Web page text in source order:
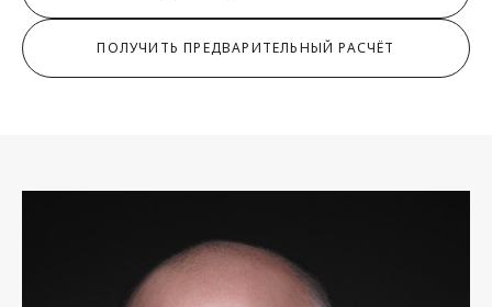
ПОЛУЧИТЬ ПРЕДВАРИТЕЛЬНЫЙ РАСЧЁТ